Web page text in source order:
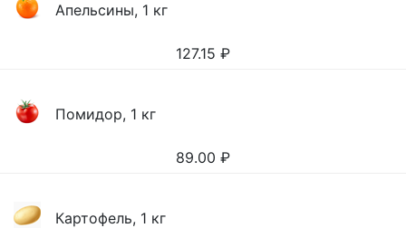
Апельсины, 1 кг
127.15 ₽
Помидор, 1 кг
89.00 ₽
Картофель, 1 кг